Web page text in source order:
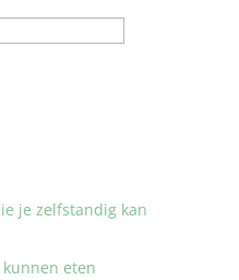
je zelfstandig kan
eten